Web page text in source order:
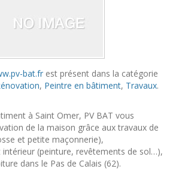
bat.fr est présent dans la catégorie
, Peintre en bâtiment, Travaux.
à Saint Omer, PV BAT vous
de la maison grâce aux travaux de
et petite maçonnerie),
intérieur (peinture, revêtements de sol…),
dans le Pas de Calais (62).